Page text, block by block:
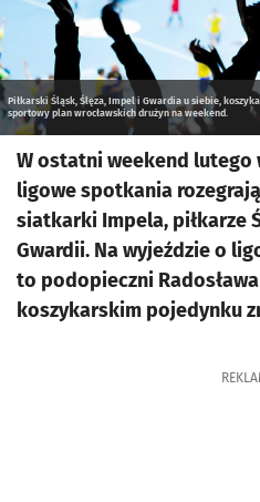
Piłkarski Śląsk, Ślęza, Impel i Gwardia u siebie,
sportowy plan wrocławskich drużyn na weekend.
W ostatni weekend lutego
ligowe spotkania
siatkarki Impela, piłkarze
Gwardii. Na wyjeździe o
to podopieczni
koszykarskim pojedynku